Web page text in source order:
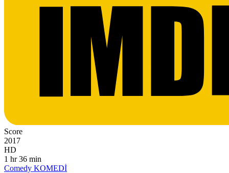
Score
2017
HD
1 hr 36 min
Comedy KOMEDİ